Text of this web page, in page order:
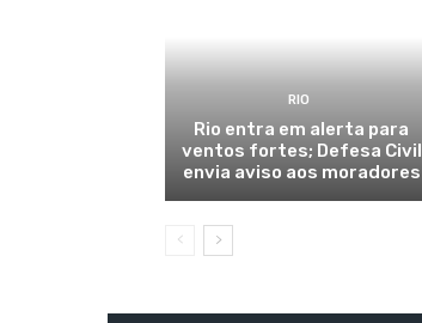
RIO
Rio entra em alerta para
ventos fortes; Defesa Civil
envia aviso aos moradores